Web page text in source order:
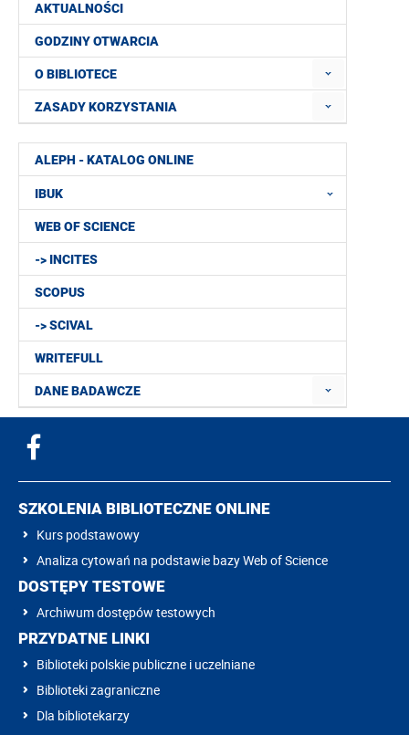
AKTUALNOŚCI
GODZINY OTWARCIA
O BIBLIOTECE
ZASADY KORZYSTANIA
ALEPH - KATALOG ONLINE
IBUK
WEB OF SCIENCE
-> INCITES
SCOPUS
-> SCIVAL
WRITEFULL
DANE BADAWCZE
SZKOLENIA BIBLIOTECZNE ONLINE
Kurs podstawowy
Analiza cytowań na podstawie bazy Web of Science
DOSTĘPY TESTOWE
Archiwum dostępów testowych
PRZYDATNE LINKI
Biblioteki polskie publiczne i uczelniane
Biblioteki zagraniczne
Dla bibliotekarzy